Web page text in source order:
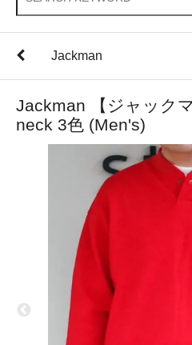
Jackman
Jackman 【ジャック
neck 3色 (Men's)